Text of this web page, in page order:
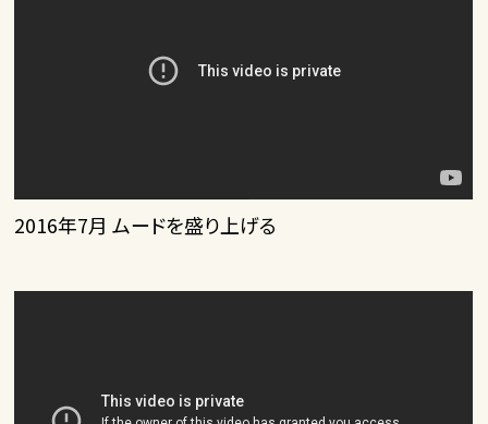
2016年7月 ムードを盛り上げる